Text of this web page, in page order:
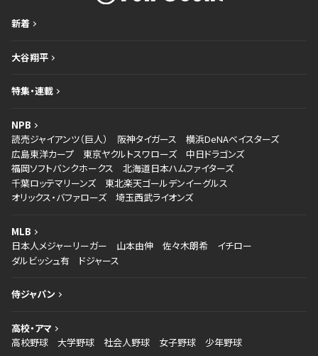
新着
大谷翔平
特集・連載
NPB
読売ジャイアンツ（巨人）
阪神タイガース
横浜DeNAベイスターズ
広島東洋カープ
東京ヤクルトスワローズ
中日ドラゴンズ
福岡ソフトバンクホークス
北海道日本ハムファイターズ
千葉ロッテマリーンズ
東北楽天ゴールデンイーグルス
オリックス・バファローズ
埼玉西武ライオンズ
MLB
日本人メジャーリーガー
山本由伸 佐々木朗希
イチロー
ダルビッシュ有
ドジャース
侍ジャパン
高校・アマ
高校野球
大学野球 社会人野球 女子野球 少年野球